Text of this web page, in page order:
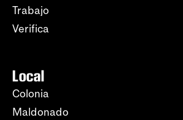
Trabajo
Verifica
Local
Colonia
Maldonado